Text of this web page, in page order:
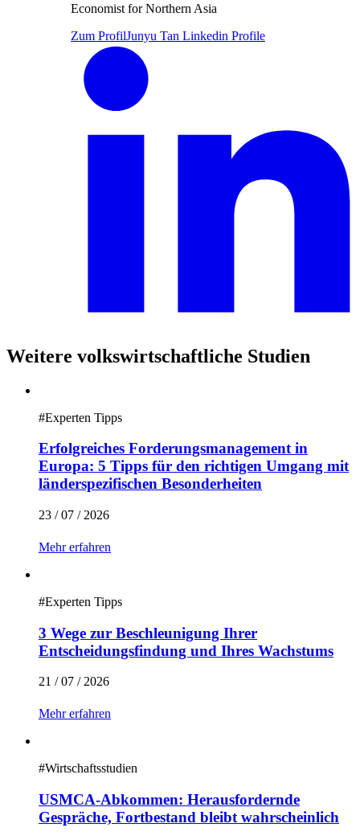
Economist for Northern Asia
Zum ProfilJunyu Tan Linkedin Profile
Weitere volkswirtschaftliche Studien
#Experten Tipps
Erfolgreiches Forderungsmanagement in
Europa: 5 Tipps für den richtigen Umgang mit
länderspezifischen Besonderheiten
23 / 07 / 2026
Mehr erfahren
#Experten Tipps
3 Wege zur Beschleunigung Ihrer
Entscheidungsfindung und Ihres Wachstums
21 / 07 / 2026
Mehr erfahren
#Wirtschaftsstudien
USMCA-Abkommen: Herausfordernde
Gespräche, Fortbestand bleibt wahrscheinlich